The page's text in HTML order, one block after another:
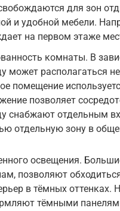
для зон
и удобной мебели.
на первом этаже
комнаты. В
может располагаться
помещение
позволяет
снабжают отдельным
отдельную зону в
освещения.
позволяют
в тёмных оттенках.
тёмными